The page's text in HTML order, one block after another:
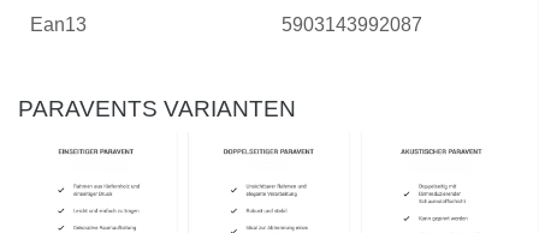
Ean13 5903143992087
PARAVENTS VARIANTEN